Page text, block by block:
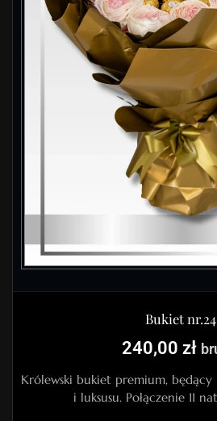
Bukiet nr.24
240,00 zł
Królewski bukiet premium,
i luksusu. Połączenie 11